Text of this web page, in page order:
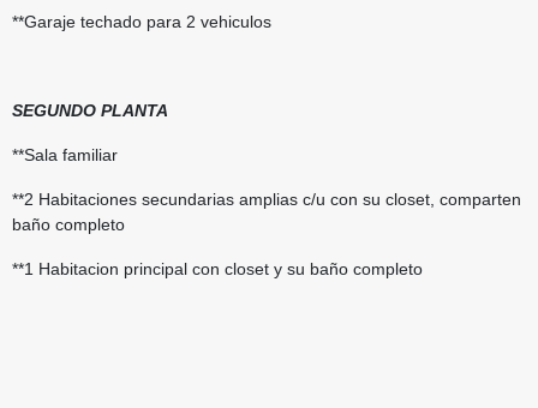
**Garaje techado para 2 vehiculos
SEGUNDO PLANTA
**Sala familiar
**2 Habitaciones secundarias amplias c/u con su closet, comparten
baño completo
**1 Habitacion principal con closet y su baño completo